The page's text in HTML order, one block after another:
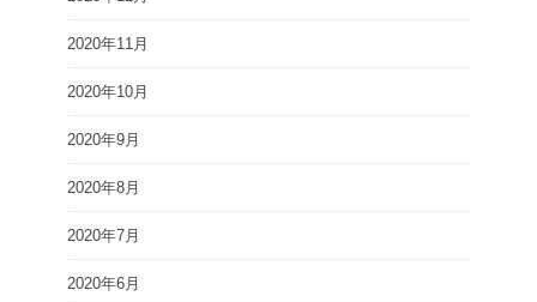
2020年11月
2020年10月
2020年9月
2020年8月
2020年7月
2020年6月